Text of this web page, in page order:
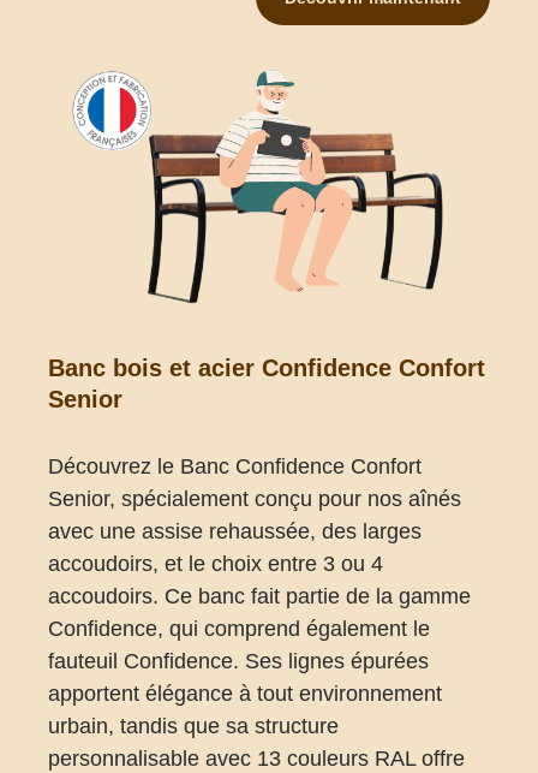
Banc bois et acier Confidence Confort
Senior
Découvrez le Banc Confidence Confort
Senior, spécialement conçu pour nos aînés
avec une assise rehaussée, des larges
accoudoirs, et le choix entre 3 ou 4
accoudoirs. Ce banc fait partie de la gamme
Confidence, qui comprend également le
fauteuil Confidence. Ses lignes épurées
apportent élégance à tout environnement
urbain, tandis que sa structure
personnalisable avec 13 couleurs RAL offre